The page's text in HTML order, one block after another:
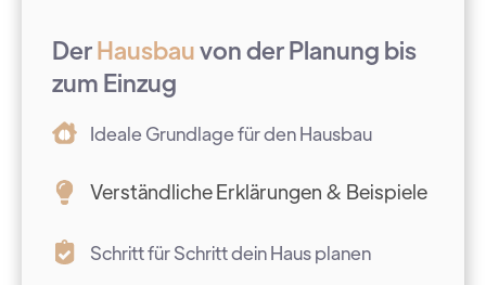
DerHausbauvon der Planung bis
zum Einzug
Ideale Grundlage für den Hausbau
Verständliche Erklärungen & Beispiele
Schritt für Schritt dein Haus planen